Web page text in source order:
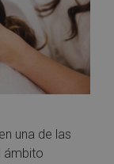
una de las
ámbito